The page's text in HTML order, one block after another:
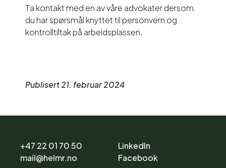
Ta kontakt med en av våre advokater dersom
du har spørsmål knyttet til personvern og
kontrolltiltak på arbeidsplassen.
Publisert 21. februar 2024
+47 22 01 70 50
mail@helmr.no
LinkedIn
Facebook